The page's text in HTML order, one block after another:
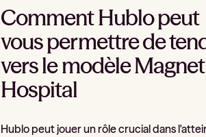
Comment Hublo peut
vous permettre de
vers le modèle Magnet
Hospital
Hublo peut jouer un rôle crucial dans